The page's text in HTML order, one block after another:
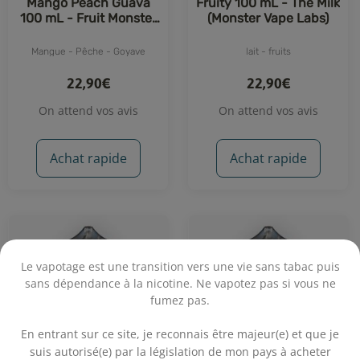
Le vapotage est une transition vers une vie sans tabac puis
sans dépendance à la nicotine. Ne vapotez pas si vous ne
fumez pas.
En entrant sur ce site, je reconnais être majeur(e) et que je
suis autorisé(e) par la législation de mon pays à acheter
100 mL - Fruit Monster
Mangue - Pêche - Goyave
22,90€
On attend vos avis
Achat rapide
(Monster Vape Labs)
lait - fruits
22,90€
On attend vos avis
Achat rapide